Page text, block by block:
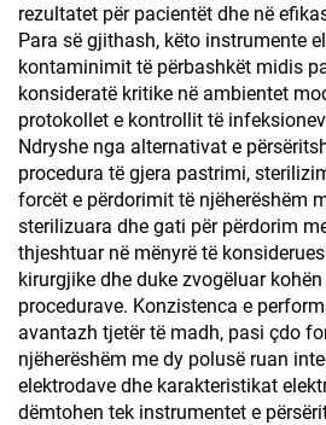
rezultatet për pacientët dhe në
Para së gjithash, këto instrumente
kontaminimit të përbashkët midis
konsideratë kritike në ambientet
protokollet e kontrollit të
Ndryshe nga alternativat e
procedura të gjera pastrimi,
forcët e përdorimit të njëherëshëm
sterilizuara dhe gati për përdorim
thjeshtuar në mënyrë të
kirurgjike dhe duke zvogëluar
procedurave. Konzistenca e
avantazh tjetër të madh, pasi çdo
njëherëshëm me dy polusë ruan
elektrodave dhe karakteristikat
dëmtohen tek instrumentet e